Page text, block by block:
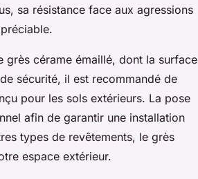
sa résistance face aux agressions
cérame émaillé, dont la surface
sécurité, il est recommandé de
pour les sols extérieurs. La pose
afin de garantir une installation
types de revêtements, le grès
espace extérieur.